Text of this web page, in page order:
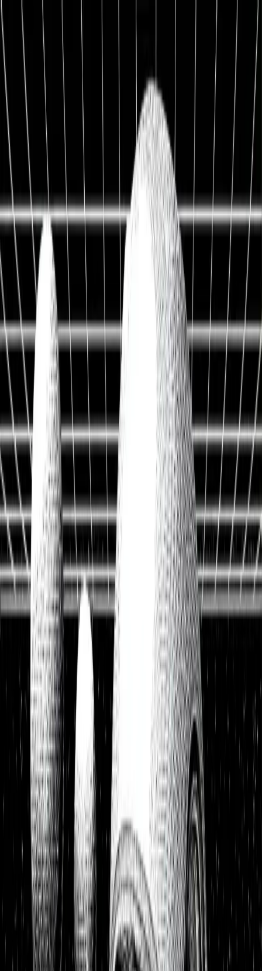
1:1 BETREUUNG
Werde Top 1 % Investor
Persönliche 1:1 Zusammenarbeit — Portfolio-Aufbau,
Strategie & exklusive Co-Investments.
26,8%
Ø Rendite / Jahr
3.129
Millionäre
100K+
Investoren
★★★★★4.9/598,7%Weiterempfehlung
Kostenfreies Erstgespräch
Live Workshop
TERMINAL + APIKostenlos
Sieh, was andere nicht sehen
Fair Value, KI-Analysen & Screener zu 20.000+ Aktien —
vertraut von BlackRock, Goldman Sachs & Anthropic.
100M+
Kennzahlen
50 J.
Historische Daten
<10ms
API-Latenz
Kostenlos Aktien analysieren
Data API entdecken
Watchlist
Portfolios
1:1 Begleitung
Über uns
Einloggen
Kostenlos testen